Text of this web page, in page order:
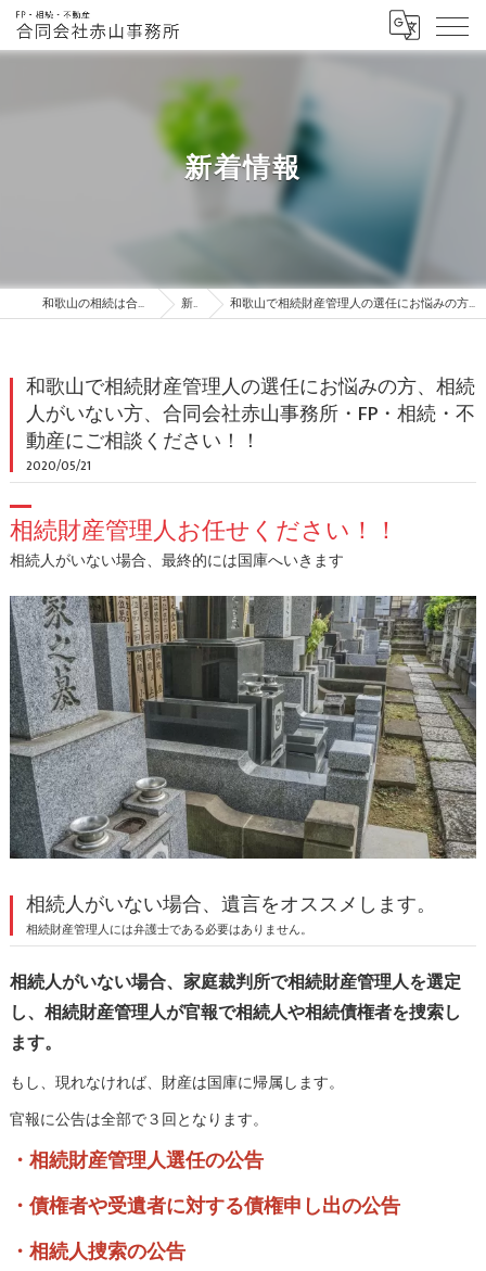
新着情報
和歌山の相続は合同会社赤山事務所・FP・相続・不動産 新着情報 和歌山で相続財産管理人の選任にお悩みの方、相続人がいない方、合同会社赤山事務所・FP・相続・不動産にご相談ください！！
和歌山で相続財産管理人の選任にお悩みの方、相続
人がいない方、合同会社赤山事務所・FP・相続・不
動産にご相談ください！！
2020/05/21
相続人がいない場合、最終的には国庫へいきます
相続財産管理人お任せください！！
相続人がいない場合、遺言をオススメします。
相続財産管理人には弁護士である必要はありません。
相続人がいない場合、家庭裁判所で相続財産管理人を選定
し、相続財産管理人が官報で相続人や相続債権者を捜索し
ます。
もし、現れなければ、財産は国庫に帰属します。
官報に公告は全部で３回となります。
・相続財産管理人選任の公告
・債権者や受遺者に対する債権申し出の公告
・相続人捜索の公告